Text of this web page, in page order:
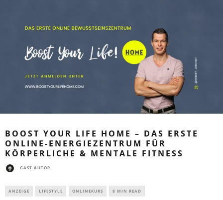
BOOST YOUR LIFE HOME – DAS ERSTE
ONLINE-ENERGIEZENTRUM FÜR
KÖRPERLICHE & MENTALE FITNESS
GAST AUTOR
ANZEIGE LIFESTYLE ONLINEKURS 8 MIN READ